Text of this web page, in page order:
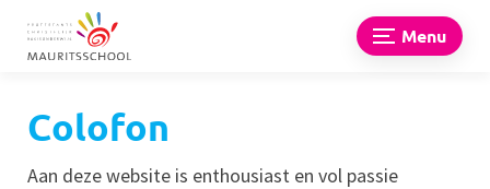
Menu
Colofon
Aan deze website is enthousiast en vol passie